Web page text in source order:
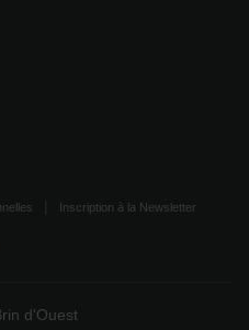
Inscription à la Newsletter
d'Ouest